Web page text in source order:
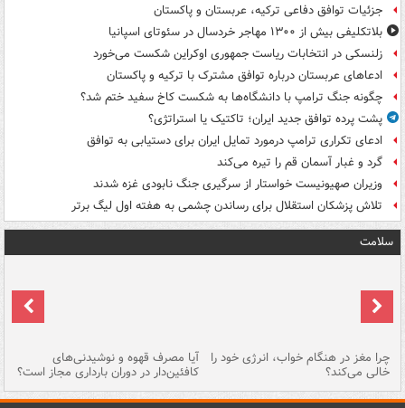
جزئیات توافق دفاعی ترکیه، عربستان و پاکستان
بلاتکلیفی بیش از ۱۳۰۰ مهاجر خردسال در سئوتای اسپانیا
زلنسکی در انتخابات ریاست جمهوری اوکراین شکست می‌خورد
ادعاهای عربستان درباره توافق مشترک با ترکیه و پاکستان
چگونه جنگ ترامپ با دانشگاه‌ها به شکست کاخ سفید ختم شد؟
پشت پرده توافق جدید ایران؛ تاکتیک یا استراتژی؟
ادعای تکراری ترامپ درمورد تمایل ایران برای دستیابی به توافق
گرد و غبار آسمان قم را تیره می‌کند
وزیران صهیونیست خواستار از سرگیری جنگ نابودی غزه شدند
تلاش پزشکان استقلال برای رساندن چشمی به هفته اول لیگ برتر
سلامت
چرا مغز در هنگام خواب، انرژی خود را
خالی می‌کند؟
آیا مصرف قهوه و نوشیدنی‌های
کافئین‌دار در دوران بارداری مجاز است؟